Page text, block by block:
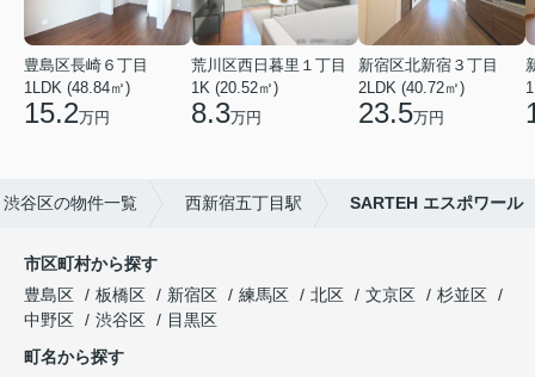
豊島区長崎６丁目
1LDK (48.84㎡)
15.2万円
荒川区西日暮里１丁目
1K (20.52㎡)
8.3万円
新宿区北新宿３丁目
2LDK (40.72㎡)
23.5万円
渋谷区の物件一覧 西新宿五丁目駅 SARTEH エスポワール
市区町村から探す
豊島区
板橋区 新宿区 練馬区 北区 文京区
杉並区
中野区
渋谷区
目黒区
町名から探す